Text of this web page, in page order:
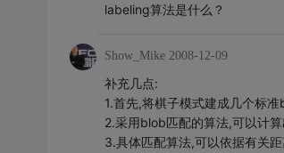
labeling算法是什么？
Show_Mike 2008-12-09
补充几点:
1.首先,将棋子模式建成几个标
2.采用blob匹配的算法,可以计
3.具体匹配算法,可以依据有关